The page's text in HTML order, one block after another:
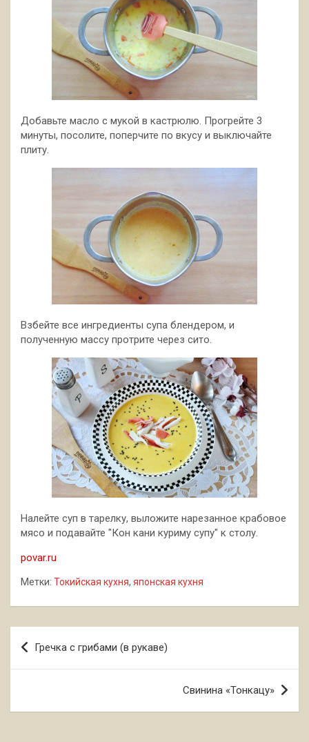
Добавьте масло с мукой в кастрюлю. Прогрейте 3
минуты, посолите, поперчите по вкусу и выключайте
плиту.
Взбейте все ингредиенты супа блендером, и
полученную массу протрите через сито.
Налейте суп в тарелку, выложите нарезанное крабовое
мясо и подавайте "Кон кани куриму супу" к столу.
povar.ru
Метки: Токийская кухня, японская кухня
Навигация
по
Гречка с грибами (в рукаве)
Свинина «Тонкацу»